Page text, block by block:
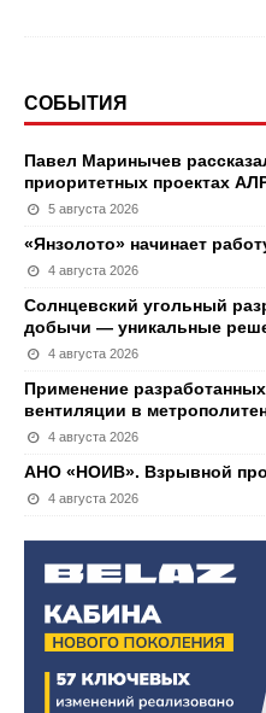
СОБЫТИЯ
Павел Маринычев
приоритетных проектах
5 августа 2026
«Янзолото» начинает
4 августа 2026
Солнцевский угольный
добычи — уникальные
4 августа 2026
Применение
вентиляции в
4 августа 2026
АНО «НОИВ». Взрывной
4 августа 2026